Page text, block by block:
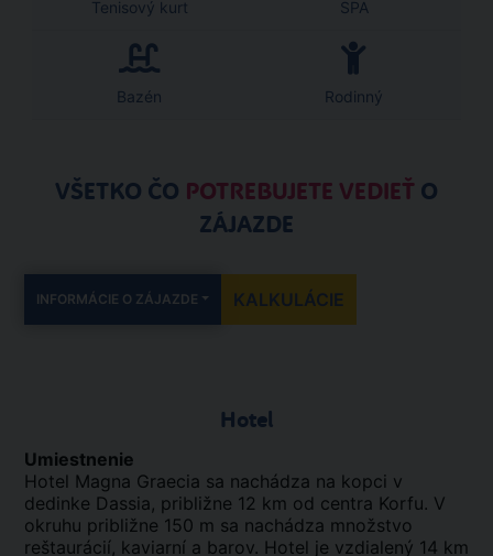
Tenisový kurt SPA
Bazén Rodinný
VŠETKO ČO POTREBUJETE VEDIEŤ O
ZÁJAZDE
INFORMÁCIE O ZÁJAZDE KALKULÁCIE
Hotel
Umiestnenie
Hotel Magna Graecia sa nachádza na kopci v
dedinke Dassia, približne 12 km od centra Korfu. V
okruhu približne 150 m sa nachádza množstvo
reštaurácií, kaviarní a barov. Hotel je vzdialený 14 km